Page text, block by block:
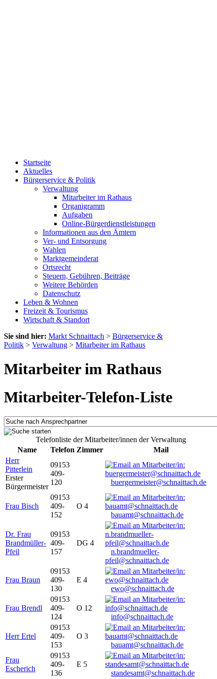
Startseite
Aktuelles
Bürgerservice & Politik
Verwaltung
Mitarbeiter im Rathaus
Organigramm
Aufgaben
Online-Bürgerdienstleistungen
Informationen aus den Ämtern
Ver- und Entsorgung
Wahlen
Marktgemeinderat
Ortsrecht
Steuern, Gebühren, Beiträge
Weitere Behörden
Datenschutz
Leben & Wohnen
Freizeit & Tourismus
Wirtschaft & Standort
Sie sind hier: Markt Schnaittach > Bürgerservice &
Politik > Verwaltung > Mitarbeiter im Rathaus
Mitarbeiter im Rathaus
Mitarbeiter-Telefon-Liste
Telefonliste der Mitarbeiter/innen der Verwaltung
Name
Telefon Zimmer
Mail
Herr
Pitterlein
Erster
Bürgermeister
09153
409-
120
buergermeister@schnaittach.de
Frau Bisch
09153
409-
152
O 4
bauamt@schnaittach.de
Dr. Frau
Brandmüller-
Pfeil
09153
409-
157
DG 4
n.brandmueller-
pfeil@schnaittach.de
Frau Braun
09153
409-
130
E 4
ewo@schnaittach.de
Frau Brendl
09153
409-
124
O 12
info@schnaittach.de
Herr Ertel
09153
409-
153
O 3
bauamt@schnaittach.de
Frau
Escherich
09153
409-
136
E 5
standesamt@schnaittach.de